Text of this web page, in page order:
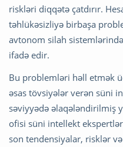
riskləri diqqətə çatdırır.
təhlükəsizliyə birbaşa
avtonom silah
ifadə edir.
Bu problemləri həll etmək
əsas tövsiyələr verən süni
səviyyədə əlaqələndirilmiş
ofisi süni intellekt
son tendensiyalar, risklər